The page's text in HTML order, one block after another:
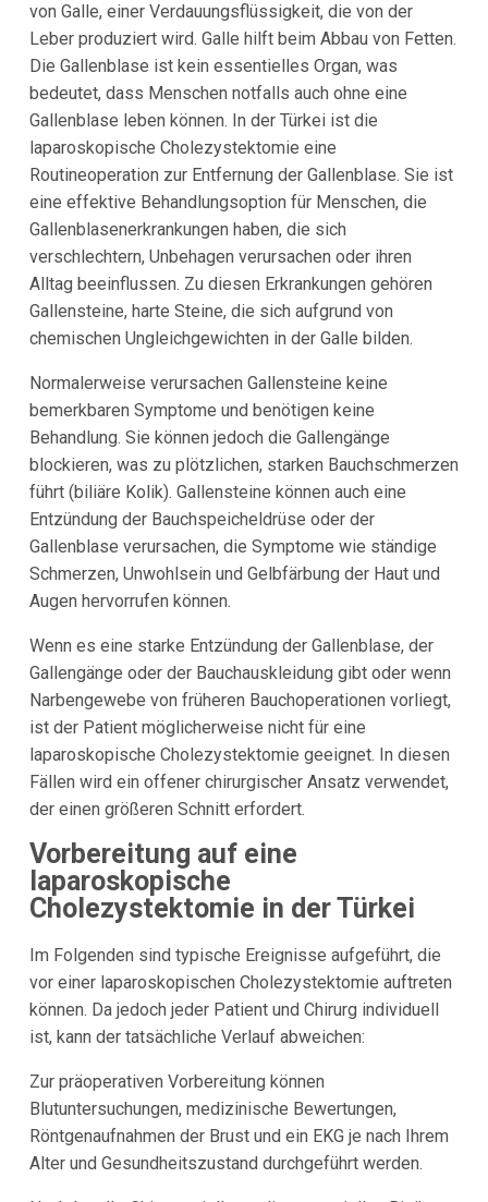
von Galle, einer Verdauungsflüssigkeit, die von der
Leber produziert wird. Galle hilft beim Abbau von Fetten.
Die Gallenblase ist kein essentielles Organ, was
bedeutet, dass Menschen notfalls auch ohne eine
Gallenblase leben können. In der Türkei ist die
laparoskopische Cholezystektomie eine
Routineoperation zur Entfernung der Gallenblase. Sie ist
eine effektive Behandlungsoption für Menschen, die
Gallenblasenerkrankungen haben, die sich
verschlechtern, Unbehagen verursachen oder ihren
Alltag beeinflussen. Zu diesen Erkrankungen gehören
Gallensteine, harte Steine, die sich aufgrund von
chemischen Ungleichgewichten in der Galle bilden.
Normalerweise verursachen Gallensteine keine
bemerkbaren Symptome und benötigen keine
Behandlung. Sie können jedoch die Gallengänge
blockieren, was zu plötzlichen, starken Bauchschmerzen
führt (biliäre Kolik). Gallensteine können auch eine
Entzündung der Bauchspeicheldrüse oder der
Gallenblase verursachen, die Symptome wie ständige
Schmerzen, Unwohlsein und Gelbfärbung der Haut und
Augen hervorrufen können.
Wenn es eine starke Entzündung der Gallenblase, der
Gallengänge oder der Bauchauskleidung gibt oder wenn
Narbengewebe von früheren Bauchoperationen vorliegt,
ist der Patient möglicherweise nicht für eine
laparoskopische Cholezystektomie geeignet. In diesen
Fällen wird ein offener chirurgischer Ansatz verwendet,
der einen größeren Schnitt erfordert.
Vorbereitung auf eine
laparoskopische
Cholezystektomie in der Türkei
Im Folgenden sind typische Ereignisse aufgeführt, die
vor einer laparoskopischen Cholezystektomie auftreten
können. Da jedoch jeder Patient und Chirurg individuell
ist, kann der tatsächliche Verlauf abweichen:
Zur präoperativen Vorbereitung können
Blutuntersuchungen, medizinische Bewertungen,
Röntgenaufnahmen der Brust und ein EKG je nach Ihrem
Alter und Gesundheitszustand durchgeführt werden.